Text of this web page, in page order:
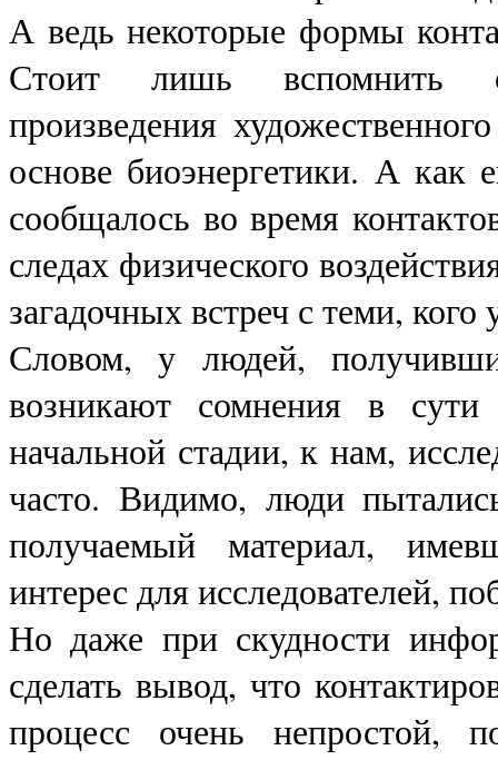
А ведь некоторые формы
Стоит лишь вспомнить
произведения
основе биоэнергетики. А как
сообщалось во время
следах физического
загадочных встреч с теми,
Словом, у людей,
возникают сомнения в
начальной стадии, к нам,
часто. Видимо, люди
получаемый материал,
интерес для исследователей,
Но даже при скудности
сделать вывод, что
процесс очень непростой,